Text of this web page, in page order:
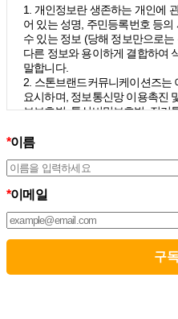
1. 개인정보란 생존하는 개인에
어 있는 성명, 주민등록번호 등
수 있는 정보 (당해 정보만으로
다른 정보와 용이하게 결합하여
말합니다.
2. 스톤브랜드커뮤니케이션즈는
요시하며, 정보통신망 이용촉진
보보호법, 통신비밀보호법, 전기
개인정보처리방침을 통하여 이
치가 취해지고 있는지 알려드립니
선을 위하여 개정하는데 필요한
리방침을 회사의 필요와 사회적
리고 개인정보처리방침을 개정
개정된 사항을 이용자께서 쉽게
02. 수집하는 개인정보의 항목 및
*이름
*이메일